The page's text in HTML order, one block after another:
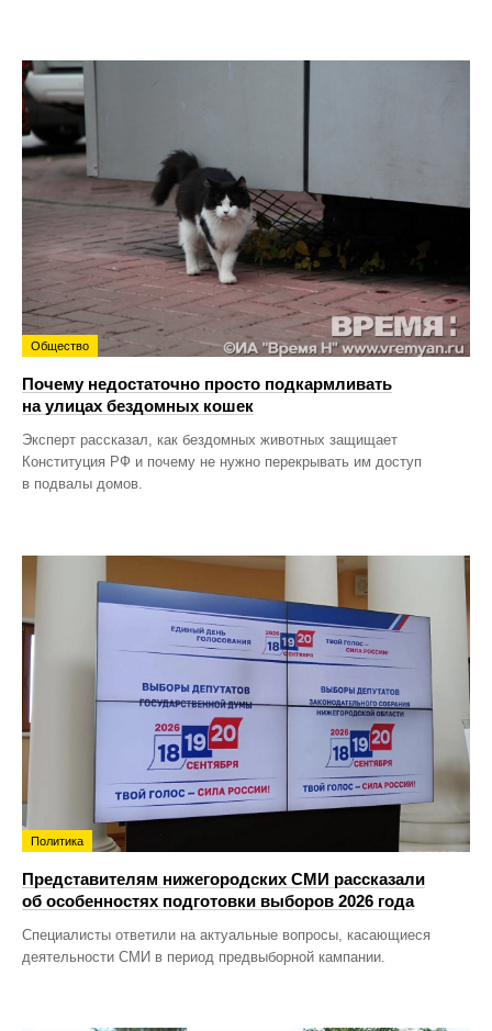
Общество
Почему недостаточно просто подкармливать
на улицах бездомных кошек
Эксперт рассказал, как бездомных животных защищает
Конституция РФ и почему не нужно перекрывать им доступ
в подвалы домов.
Политика
Представителям нижегородских СМИ рассказали
об особенностях подготовки выборов 2026 года
Специалисты ответили на актуальные вопросы, касающиеся
деятельности СМИ в период предвыборной кампании.